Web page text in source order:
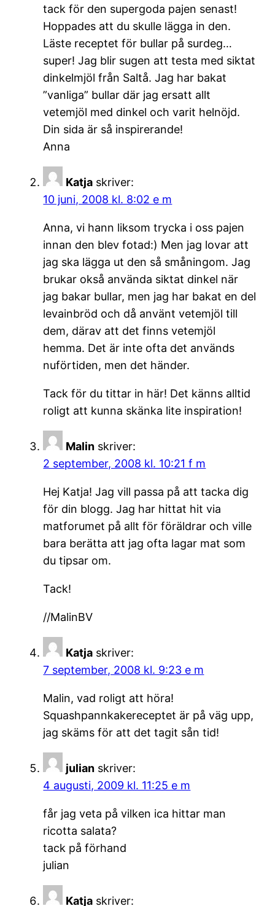
tack för den supergoda pajen senast!
Hoppades att du skulle lägga in den.
Läste receptet för bullar på surdeg…
super! Jag blir sugen att testa med siktat
dinkelmjöl från Saltå. Jag har bakat
”vanliga” bullar där jag ersatt allt
vetemjöl med dinkel och varit helnöjd.
Din sida är så inspirerande!
Anna
Katja skriver:
10 juni, 2008 kl. 8:02 e m
Anna, vi hann liksom trycka i oss pajen
innan den blev fotad:) Men jag lovar att
jag ska lägga ut den så småningom. Jag
brukar okså använda siktat dinkel när
jag bakar bullar, men jag har bakat en del
levainbröd och då använt vetemjöl till
dem, därav att det finns vetemjöl
hemma. Det är inte ofta det används
nuförtiden, men det händer.
Tack för du tittar in här! Det känns alltid
roligt att kunna skänka lite inspiration!
Malin skriver:
2 september, 2008 kl. 10:21 f m
Hej Katja! Jag vill passa på att tacka dig
för din blogg. Jag har hittat hit via
matforumet på allt för föräldrar och ville
bara berätta att jag ofta lagar mat som
du tipsar om.
Tack!
//MalinBV
Katja skriver:
7 september, 2008 kl. 9:23 e m
Malin, vad roligt att höra!
Squashpannkakereceptet är på väg upp,
jag skäms för att det tagit sån tid!
julian skriver:
4 augusti, 2009 kl. 11:25 e m
får jag veta på vilken ica hittar man
ricotta salata?
tack på förhand
julian
Katja skriver: